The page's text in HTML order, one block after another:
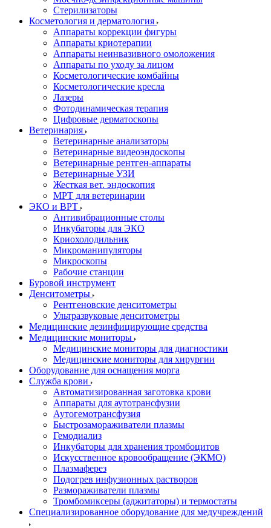
Стерилизаторы
Косметология и дерматология
Аппараты коррекции фигуры
Аппараты криотерапии
Аппараты неинвазивного омоложения
Аппараты по уходу за лицом
Косметологические комбайны
Косметологические кресла
Лазеры
Фотодинамическая терапия
Цифровые дерматоскопы
Ветеринария
Ветеринарные анализаторы
Ветеринарные видеоэндоскопы
Ветеринарные рентген-аппараты
Ветеринарные УЗИ
Жесткая вет. эндоскопия
МРТ для ветеринарии
ЭКО и ВРТ
Антивибрационные столы
Инкубаторы для ЭКО
Криохолодильник
Микроманипуляторы
Микроскопы
Рабочие станции
Буровой инструмент
Денситометры
Рентгеновские денситометры
Ультразвуковые денситометры
Медицинские дезинфицирующие средства
Медицинские мониторы
Медицинские мониторы для диагностики
Медицинские мониторы для хирургии
Оборудование для оснащения морга
Служба крови
Автоматизированная заготовка крови
Аппараты для аутотрансфузии
Аутогемотрансфузия
Быстрозамораживатели плазмы
Гемодиализ
Инкубаторы для хранения тромбоцитов
Искусственное кровообращение (ЭКМО)
Плазмаферез
Подогрев инфузионных растворов
Размораживатели плазмы
Тромбомиксеры (аджитаторы) и термостаты
Специализированное оборудование для медучреждений